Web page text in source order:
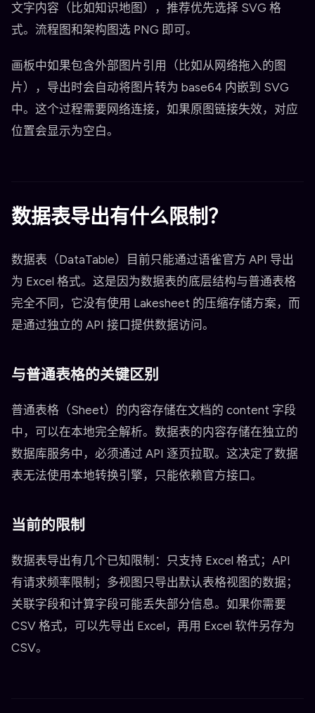
文字内容（比如知识地图），推荐优先选择 SVG 格
式。流程图和架构图选 PNG 即可。
画板中如果包含外部图片引用（比如从网络拖入的图
片），导出时会自动将图片转为 base64 内嵌到 SVG
中。这个过程需要网络连接，如果原图链接失效，对应
位置会显示为空白。
数据表导出有什么限制？
数据表（DataTable）目前只能通过语雀官方 API 导出
为 Excel 格式。这是因为数据表的底层结构与普通表格
完全不同，它没有使用 Lakesheet 的压缩存储方案，而
是通过独立的 API 接口提供数据访问。
与普通表格的关键区别
普通表格（Sheet）的内容存储在文档的 content 字段
中，可以在本地完全解析。数据表的内容存储在独立的
数据库服务中，必须通过 API 逐页拉取。这决定了数据
表无法使用本地转换引擎，只能依赖官方接口。
当前的限制
数据表导出有几个已知限制：只支持 Excel 格式；API
有请求频率限制；多视图只导出默认表格视图的数据；
关联字段和计算字段可能丢失部分信息。如果你需要
CSV 格式，可以先导出 Excel，再用 Excel 软件另存为
CSV。